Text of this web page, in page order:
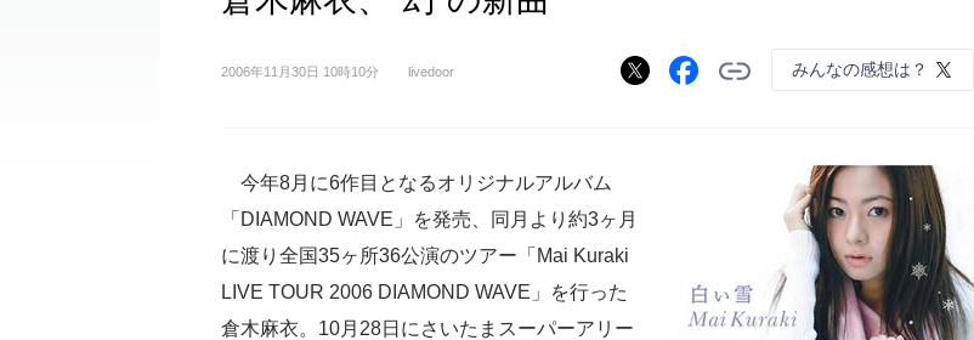
2006年11月30日 10時10分 livedoor みんなの感想は？
今年8月に6作目となるオリジナルアルバム
「DIAMOND WAVE」を発売、同月より約3ヶ月
に渡り全国35ヶ所36公演のツアー「Mai Kuraki
LIVE TOUR 2006 DIAMOND WAVE」を行った
倉木麻衣。10月28日にさいたまスーパーアリー